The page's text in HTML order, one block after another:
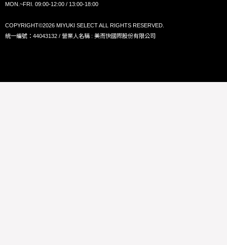
MON.~FRI. 09:00-12:00 / 13:00-18:00
COPYRIGHT©2026 MIYUKI SELECT ALL RIGHTS RESERVED.
統一編號：44043132 / 營業人名稱 : 美而快國際股份有限公司